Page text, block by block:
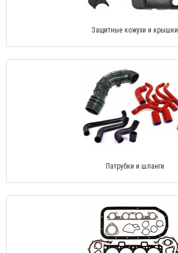
Защитные кожухи и крышки
Патрубки и шланги